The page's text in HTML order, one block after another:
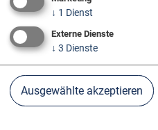
Der Donauradweg
↓ 1 Dienst
Externe Dienste
↓ 3 Dienste
Ausgewählte akzeptieren